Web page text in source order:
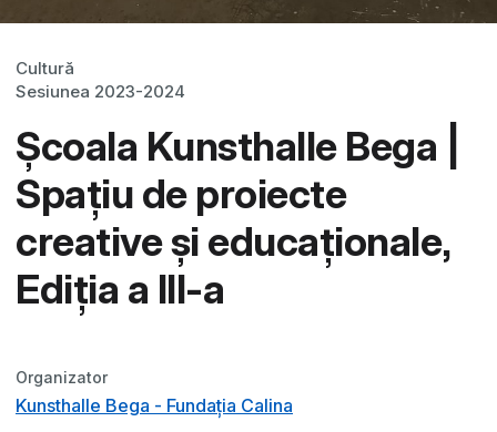
Cultură
Sesiunea 2023-2024
Școala Kunsthalle Bega |
Spațiu de proiecte
creative și educaționale,
Ediția a III-a
Organizator
Kunsthalle Bega - Fundația Calina